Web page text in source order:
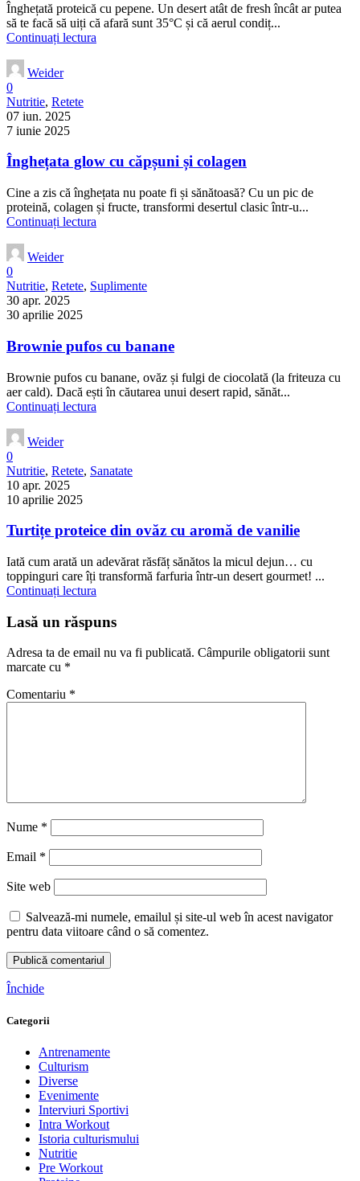
Înghețată proteică cu pepene. Un desert atât de fresh încât ar putea
să te facă să uiți că afară sunt 35°C și că aerul condiț...
Continuați lectura
Weider
0
Nutritie, Retete
07 iun. 2025
7 iunie 2025
Înghețata glow cu căpșuni și colagen
Cine a zis că înghețata nu poate fi și sănătoasă? Cu un pic de
proteină, colagen și fructe, transformi desertul clasic într-u...
Continuați lectura
Weider
0
Nutritie, Retete, Suplimente
30 apr. 2025
30 aprilie 2025
Brownie pufos cu banane
Brownie pufos cu banane, ovăz și fulgi de ciocolată (la friteuza cu
aer cald). Dacă ești în căutarea unui desert rapid, sănăt...
Continuați lectura
Weider
0
Nutritie, Retete, Sanatate
10 apr. 2025
10 aprilie 2025
Turtițe proteice din ovăz cu aromă de vanilie
Iată cum arată un adevărat răsfăț sănătos la micul dejun… cu
toppinguri care îți transformă farfuria într-un desert gourmet! ...
Continuați lectura
Lasă un răspuns
Adresa ta de email nu va fi publicată. Câmpurile obligatorii sunt
marcate cu *
Comentariu *
Nume *
Email *
Site web
Salvează-mi numele, emailul și site-ul web în acest navigator
pentru data viitoare când o să comentez.
Închide
Categorii
Antrenamente
Culturism
Diverse
Evenimente
Interviuri Sportivi
Intra Workout
Istoria culturismului
Nutritie
Pre Workout